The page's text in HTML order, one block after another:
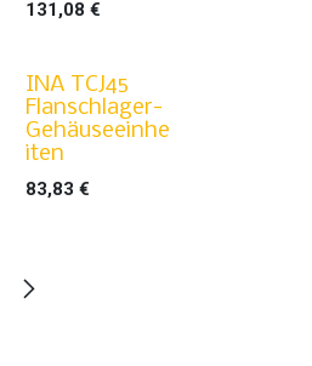
131,08 €
INA TCJ45
Flanschlager-
Gehäuseeinhe
iten
83,83 €